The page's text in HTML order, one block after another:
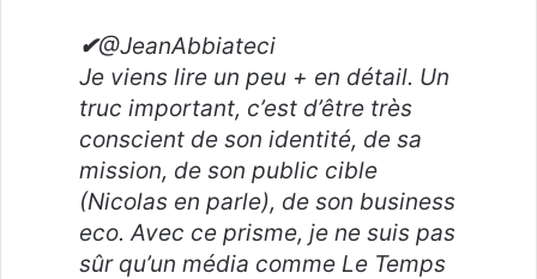
✔@JeanAbbiateci
Je viens lire un peu + en détail. Un
truc important, c’est d’être très
conscient de son identité, de sa
mission, de son public cible
(Nicolas en parle), de son business
eco. Avec ce prisme, je ne suis pas
sûr qu’un média comme Le Temps